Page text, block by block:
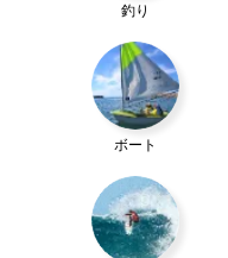
釣り
ボート